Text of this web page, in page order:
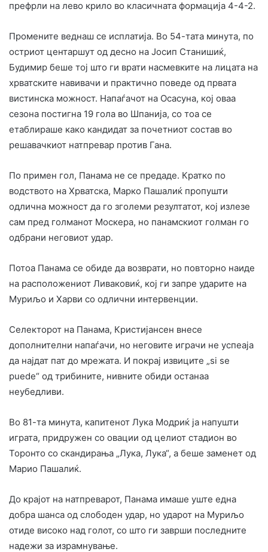
префрли на лево крило во класичната формација 4-4-2.
Промените веднаш се исплатија. Во 54-тата минута, по
остриот центаршут од десно на Јосип Станишиќ,
Будимир беше тој што ги врати насмевките на лицата на
хрватските навивачи и практично поведе од првата
вистинска можност. Напаѓачот на Осасуна, кој оваа
сезона постигна 19 гола во Шпанија, со тоа се
етаблираше како кандидат за почетниот состав во
решавачкиот натпревар против Гана.
По примен гол, Панама не се предаде. Кратко по
водството на Хрватска, Марко Пашалиќ пропушти
одлична можност да го зголеми резултатот, кој излезе
сам пред голманот Москера, но панамскиот голман го
одбрани неговиот удар.
Потоа Панама се обиде да возврати, но повторно наиде
на расположениот Ливаковиќ, кој ги запре ударите на
Муриљо и Харви со одлични интервенции.
Селекторот на Панама, Кристијансен внесе
дополнителни напаѓачи, но неговите играчи не успеаја
да најдат пат до мрежата. И покрај извиците „si se
puede“ од трибините, нивните обиди останаа
неубедливи.
Во 81-та минута, капитенот Лука Модриќ ја напушти
играта, придружен со овации од целиот стадион во
Торонто со скандирања „Лука, Лука“, а беше заменет од
Марио Пашалиќ.
До крајот на натпреварот, Панама имаше уште една
добра шанса од слободен удар, но ударот на Муриљо
отиде високо над голот, со што ги заврши последните
надежи за израмнување.